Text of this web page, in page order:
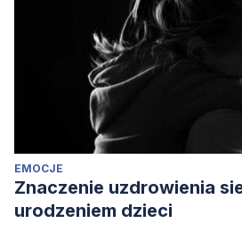
EMOCJE
Znaczenie uzdrowienia
urodzeniem dzieci